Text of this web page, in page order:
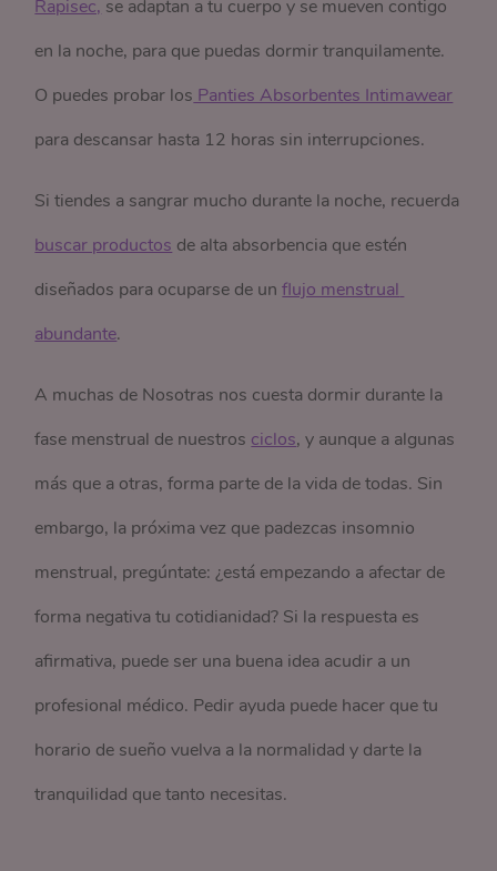
Rapisec, se adaptan a tu cuerpo y se mueven contigo
en la noche, para que puedas dormir tranquilamente.
O puedes probar los Panties Absorbentes Intimawear
para descansar hasta 12 horas sin interrupciones.
Si tiendes a sangrar mucho durante la noche, recuerda
buscar productos de alta absorbencia que estén
diseñados para ocuparse de unflujo menstrual
abundante.
A muchas de Nosotras nos cuesta dormir durante la
fase menstrual de nuestros ciclos, y aunque a algunas
más que a otras, forma parte de la vida de todas. Sin
embargo, la próxima vez que padezcas insomnio
menstrual, pregúntate: ¿está empezando a afectar de
forma negativa tu cotidianidad? Si la respuesta es
afirmativa, puede ser una buena idea acudir a un
profesional médico. Pedir ayuda puede hacer que tu
horario de sueño vuelva a la normalidad y darte la
tranquilidad que tanto necesitas.